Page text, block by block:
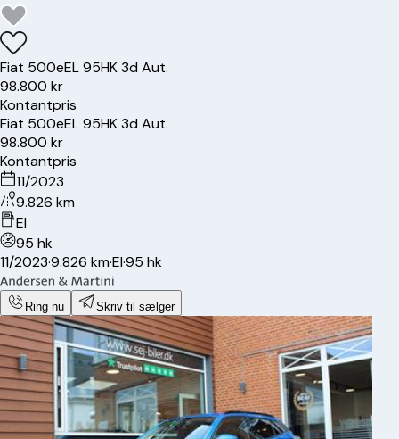
Fiat 500eEL 95HK 3d Aut.
98.800 kr
Kontantpris
Fiat 500eEL 95HK 3d Aut.
98.800 kr
Kontantpris
11/2023
9.826 km
El
95 hk
11/2023·9.826 km·El·95 hk
Ring nu Skriv til sælger